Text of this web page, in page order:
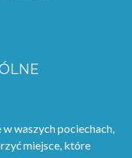
waszych pociechach,
miejsce, które